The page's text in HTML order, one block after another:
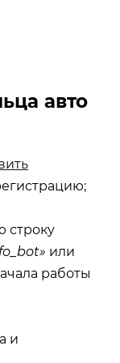
авто
строку
или
работы